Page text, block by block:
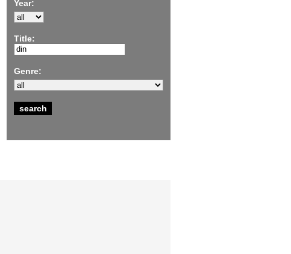
Year:
Title:
Genre: